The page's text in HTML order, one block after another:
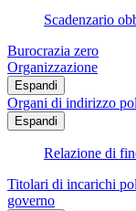
Scadenzario
Burocrazia zero
Organizzazione
Espandi
Organi di indirizzo
Espandi
Relazione di
Titolari di incarichi
governo